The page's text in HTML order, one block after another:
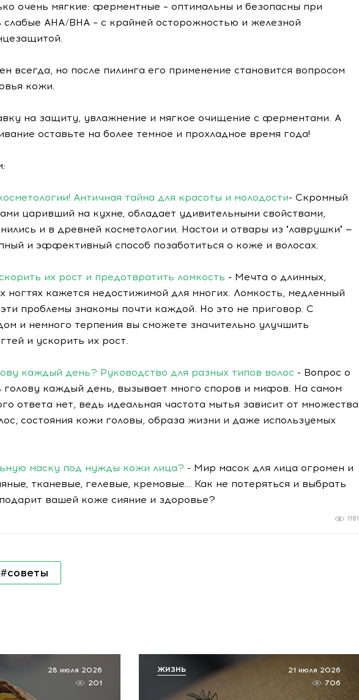
очень мягкие: ферментные – оптимальны и безопасны при
слабые AHA/BHA – с крайней осторожностью и железной
всегда, но после пилинга его применение становится вопросом
кожи.
на защиту, увлажнение и мягкое очищение с ферментами. А
оставьте на более темное и прохладное время года!
Античная тайна для красоты и молодости- Скромный
царивший на кухне, обладает удивительными свойствами,
и в древней косметологии. Настои и отвары из "лаврушки" —
и эффективный способ позаботиться о коже и волосах.
их рост и предотвратить ломкость - Мечта о длинных,
ногтях кажется недостижимой для многих. Ломкость, медленный
эти проблемы знакомы почти каждой. Но это не приговор. С
и немного терпения вы сможете значительно улучшить
и ускорить их рост.
каждый день? Руководство для разных типов волос - Вопрос о
голову каждый день, вызывает много споров и мифов. На самом
ответа нет, ведь идеальная частота мытья зависит от множества
состояния кожи головы, образа жизни и даже используемых
маску под нужды кожи лица? - Мир масок для лица огромен и
тканевые, гелевые, кремовые... Как не потеряться и выбрать
вашей коже сияние и здоровье?
1181
#советы
28 июля 2026
201
21 июля 2026
706
ЖИЗНЬ